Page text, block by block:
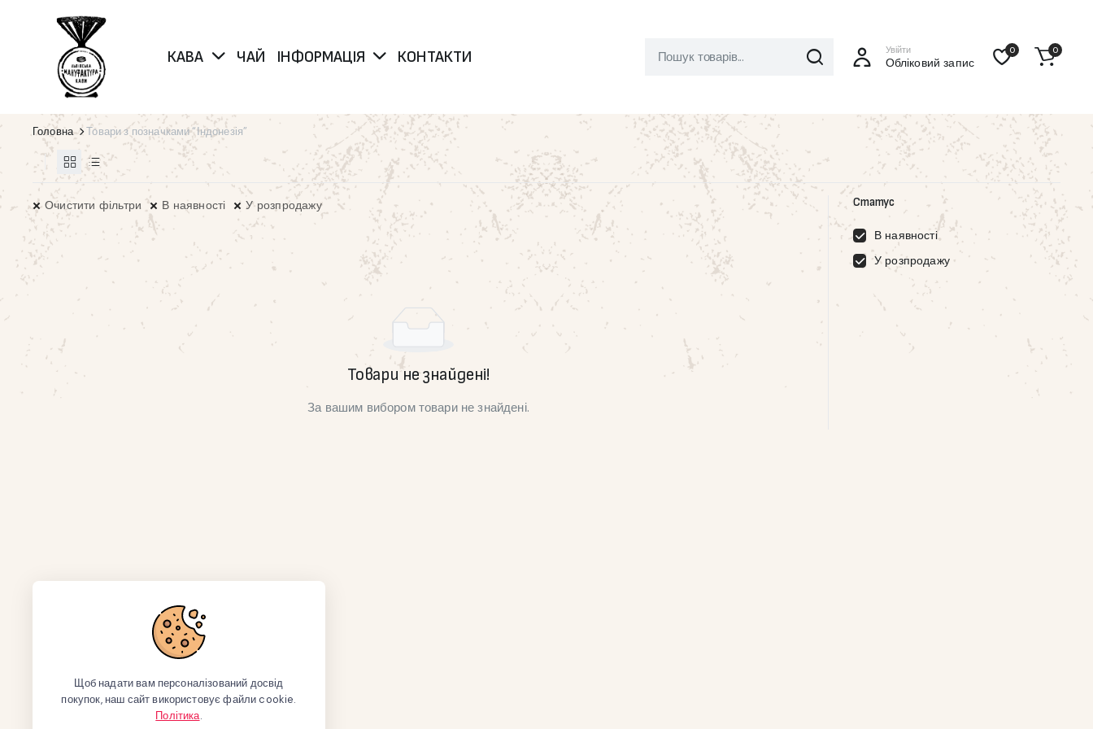
КАВА ЧАЙ ІНФОРМАЦІЯ КОНТАКТИ Увійти
Обліковий запис
0 0
Головна Товари з позначками “Індонезія”
Очистити фільтри В наявності У розпродажу
Товари не знайдені!
За вашим вибором товари не знайдені.
Статус
В наявності
У розпродажу
Щоб надати вам персоналізований досвід
покупок, наш сайт використовує файли cookie.
Політика.